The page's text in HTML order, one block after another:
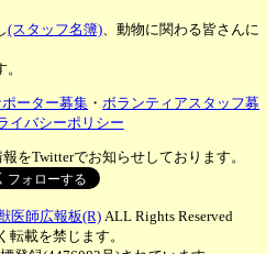
(スタッフ名簿)、動物に関わる皆さんに
ーター募集 ・ボランティアスタッフ募
イバシーポリシー
をTwitterでお知らせしております。
医師広報板(R)ALL Rights Reserved
転載を禁じます。